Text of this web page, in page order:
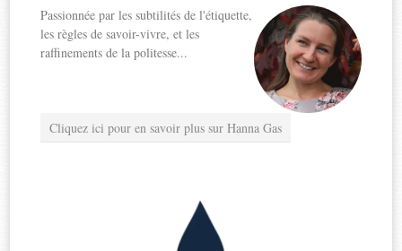
Passionnée par les subtilités de l'étiquette,
les règles de savoir-vivre, et les
raffinements de la politesse...
Cliquez ici pour en savoir plus sur Hanna Gas